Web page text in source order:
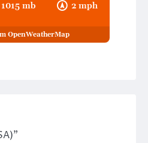
1015 mb 2 mph
OpenWeatherMap